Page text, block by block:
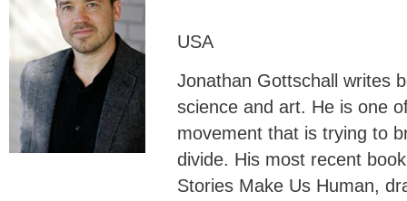
USA
Jonathan Gottschall writes
science and art. He is one
movement that is trying to
divide. His most recent
Stories Make Us Human,